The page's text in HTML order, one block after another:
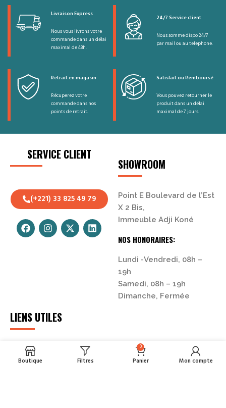
Livraison Express
Nous vous livrons votre
commande dans un délai
maximal de 48h.
24/7 Service client
Nous somme dispo 24/7
par mail ou au telephone.
Retrait en magasin
Récuperez votre
commande dans nos
points de retrait.
Satisfait ou Remboursé
Vous pouvez retourner le
produit dans un délai
maximal de 7 jours.
SERVICE CLIENT
(+221) 33 825 49 79
SHOWROOM
Point E Boulevard de l’Est
X 2 Bis,
Immeuble Adji Koné
NOS HONORAIRES:
Lundi -Vendredi, 08h –
19h
Samedi, 08h – 19h
Dimanche, Fermée
LIENS UTILES
Mentions Légales
Termes & Conditions
Boutique Filtres
0
Panier Mon compte